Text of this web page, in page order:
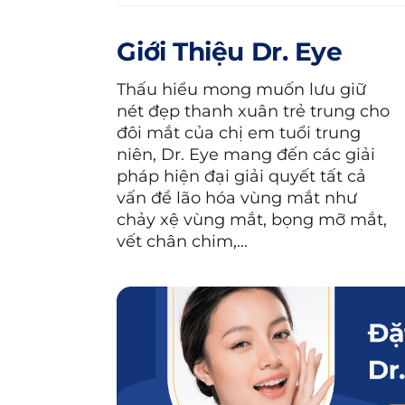
1. Nguyên nhân gây
Bọng mắtvà quầng thâmxuất
1.1. Quá trình lão hóa tự
Khi lão hoá, vùng da quanh
Elastin. Điều này có thể làm cho
rõ các mạch máu dưới da, tăng
mắt.
Giới Thiệu Dr. Eye
Thấu hiểu mong muốn lưu giữ
nét đẹp thanh xuân trẻ trung cho
đôi mắt của chị em tuổi trung
niên, Dr. Eye mang đến các giải
pháp hiện đại giải quyết tất cả
vấn đề lão hóa vùng mắt như
chảy xệ vùng mắt, bọng mỡ mắt,
vết chân chim,…